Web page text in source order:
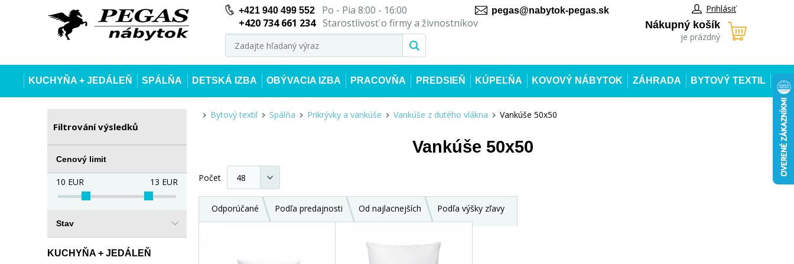
+421 940 499 552
Po - Pia 8:00 - 16:00
+420 734 661 234 Starostlivosť o firmy a živnostníkov
pegas@nabytok-pegas.sk Prihlásiť
Nákupný košík
je prázdný
KUCHYŇA + JEDÁLEŇ SPÁLŇA DETSKÁ IZBA OBÝVACIA IZBA PRACOVŇA PREDSIEŇ KÚPEĽŇA KOVOVÝ NÁBYTOK ZÁHRADA BYTOVÝ TEXTIL
Filtrování výsledků
Cenový limit
10 EUR 13 EUR
Stav
KUCHYŇA + JEDÁLEŇ
Bytový textil Spálňa Prikrývky a vankúše Vankúše z dutého vlákna Vankúše 50x50
Vankúše 50x50
Počet
Odporúčané Podľa predajnosti Od najlacnejších Podľa výšky zľavy